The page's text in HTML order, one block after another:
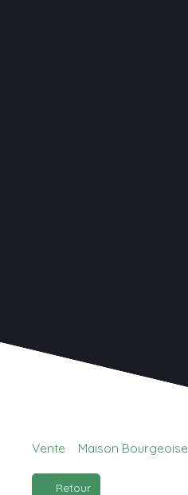
Vente Maison Bourgeoise
Retour